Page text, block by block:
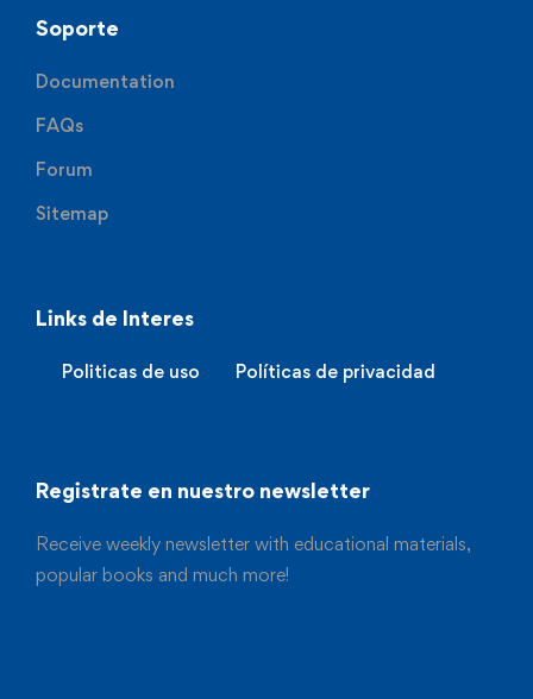
Soporte
Documentation
FAQs
Forum
Sitemap
Links de Interes
Politicas de uso Políticas de privacidad
Registrate en nuestro newsletter
Receive weekly newsletter with educational materials,
popular books and much more!